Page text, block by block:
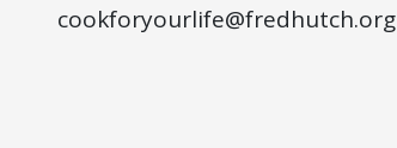
cookforyourlife@fredhutch.org